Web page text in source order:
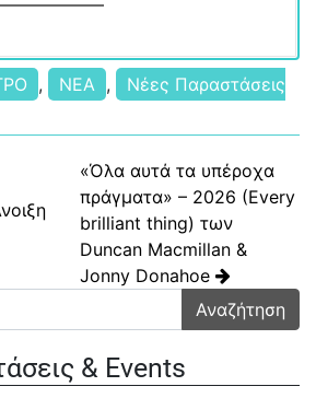
, ΝΕΑ ,
Νέες Παραστάσεις
άρθρων
«Όλα αυτά τα υπέροχα
πράγματα» – 2026 (Every
brilliant thing) των
Duncan Macmillan &
Jonny Donahoe
& Events